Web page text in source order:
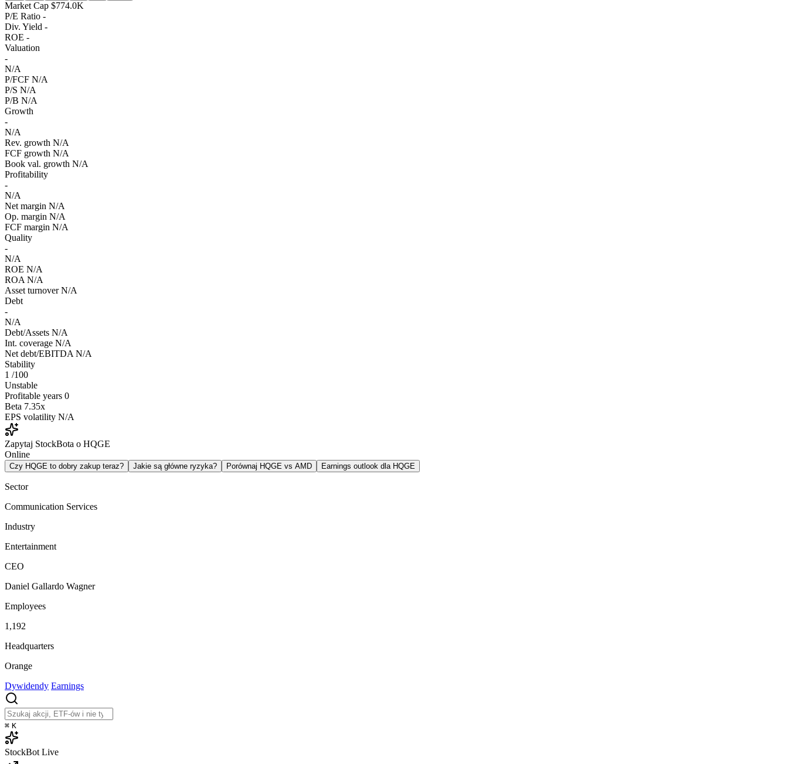
Market Cap $774.0K
P/E Ratio -
Div. Yield -
ROE -
Valuation
-
N/A
P/FCF N/A
P/S N/A
P/B N/A
Growth
-
N/A
Rev. growth N/A
FCF growth N/A
Book val. growth N/A
Profitability
-
N/A
Net margin N/A
Op. margin N/A
FCF margin N/A
Quality
-
N/A
ROE N/A
ROA N/A
Asset turnover N/A
Debt
-
N/A
Debt/Assets N/A
Int. coverage N/A
Net debt/EBITDA N/A
Stability
1 /100
Unstable
Profitable years 0
Beta 7.35x
EPS volatility N/A
Zapytaj StockBota o HQGE
Online
Czy HQGE to dobry zakup teraz? Jakie są główne ryzyka? Porównaj HQGE vs AMD Earnings outlook dla HQGE
Sector
Communication Services
Industry
Entertainment
CEO
Daniel Gallardo Wagner
Employees
1,192
Headquarters
Orange
Dywidendy Earnings
⌘ K
StockBot Live